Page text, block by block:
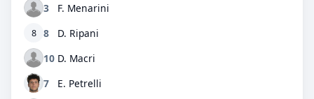
3
F. Menarini
8 8
D. Ripani
10 D. Macri
7
E. Petrelli